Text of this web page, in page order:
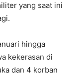
yang saat ini
hingga
kekerasan di
dan 4 korban